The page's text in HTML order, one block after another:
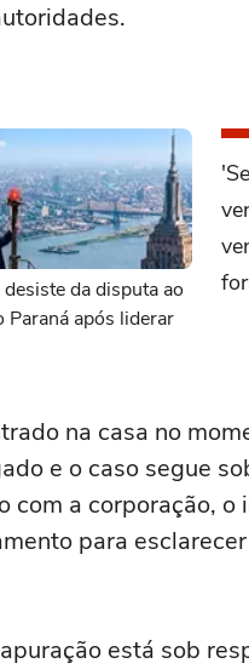
da disputa ao
Paraná após liderar
na casa no
e o caso segue
com a corporação,
para
está sob